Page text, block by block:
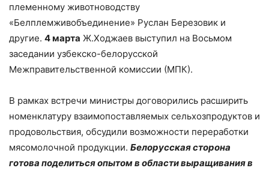
племенному животноводству
«Белплемживобъединение» Руслан Березовик и
другие. 4 марта Ж.Ходжаев выступил на Восьмом
заседании узбекско-белорусской
Межправительственной комиссии (МПК).
В рамках встречи министры договорились расширить
номенклатуру взаимопоставляемых сельхозпродуктов и
продовольствия, обсудили возможности переработки
мясомолочной продукции. Белорусская сторона
готова поделиться опытом в области выращивания в